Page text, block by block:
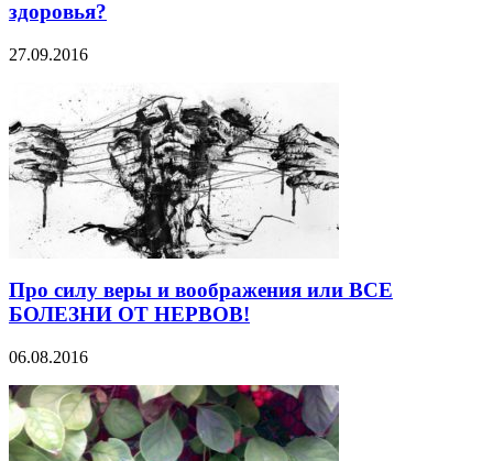
здоровья?
27.09.2016
Про силу веры и воображения или ВСЕ
БОЛЕЗНИ ОТ НЕРВОВ!
06.08.2016